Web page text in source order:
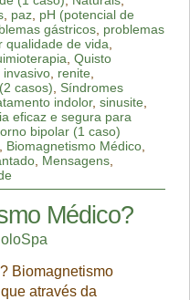
, paz, pH (potencial de
gástricos, problemas
qualidade de vida
Quisto
invasivo, renite
casos)
Síndromes
indolor, sinusite
eficaz e segura para
bipolar (1 caso)
Biomagnetismo Médico,
, Mensagens,
Médico?
Biomagnetismo
através da